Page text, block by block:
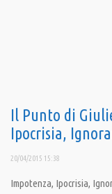
Il Punto di
Ipocrisia,
20/04/2015 15:38
Impotenza, Ipocrisia,